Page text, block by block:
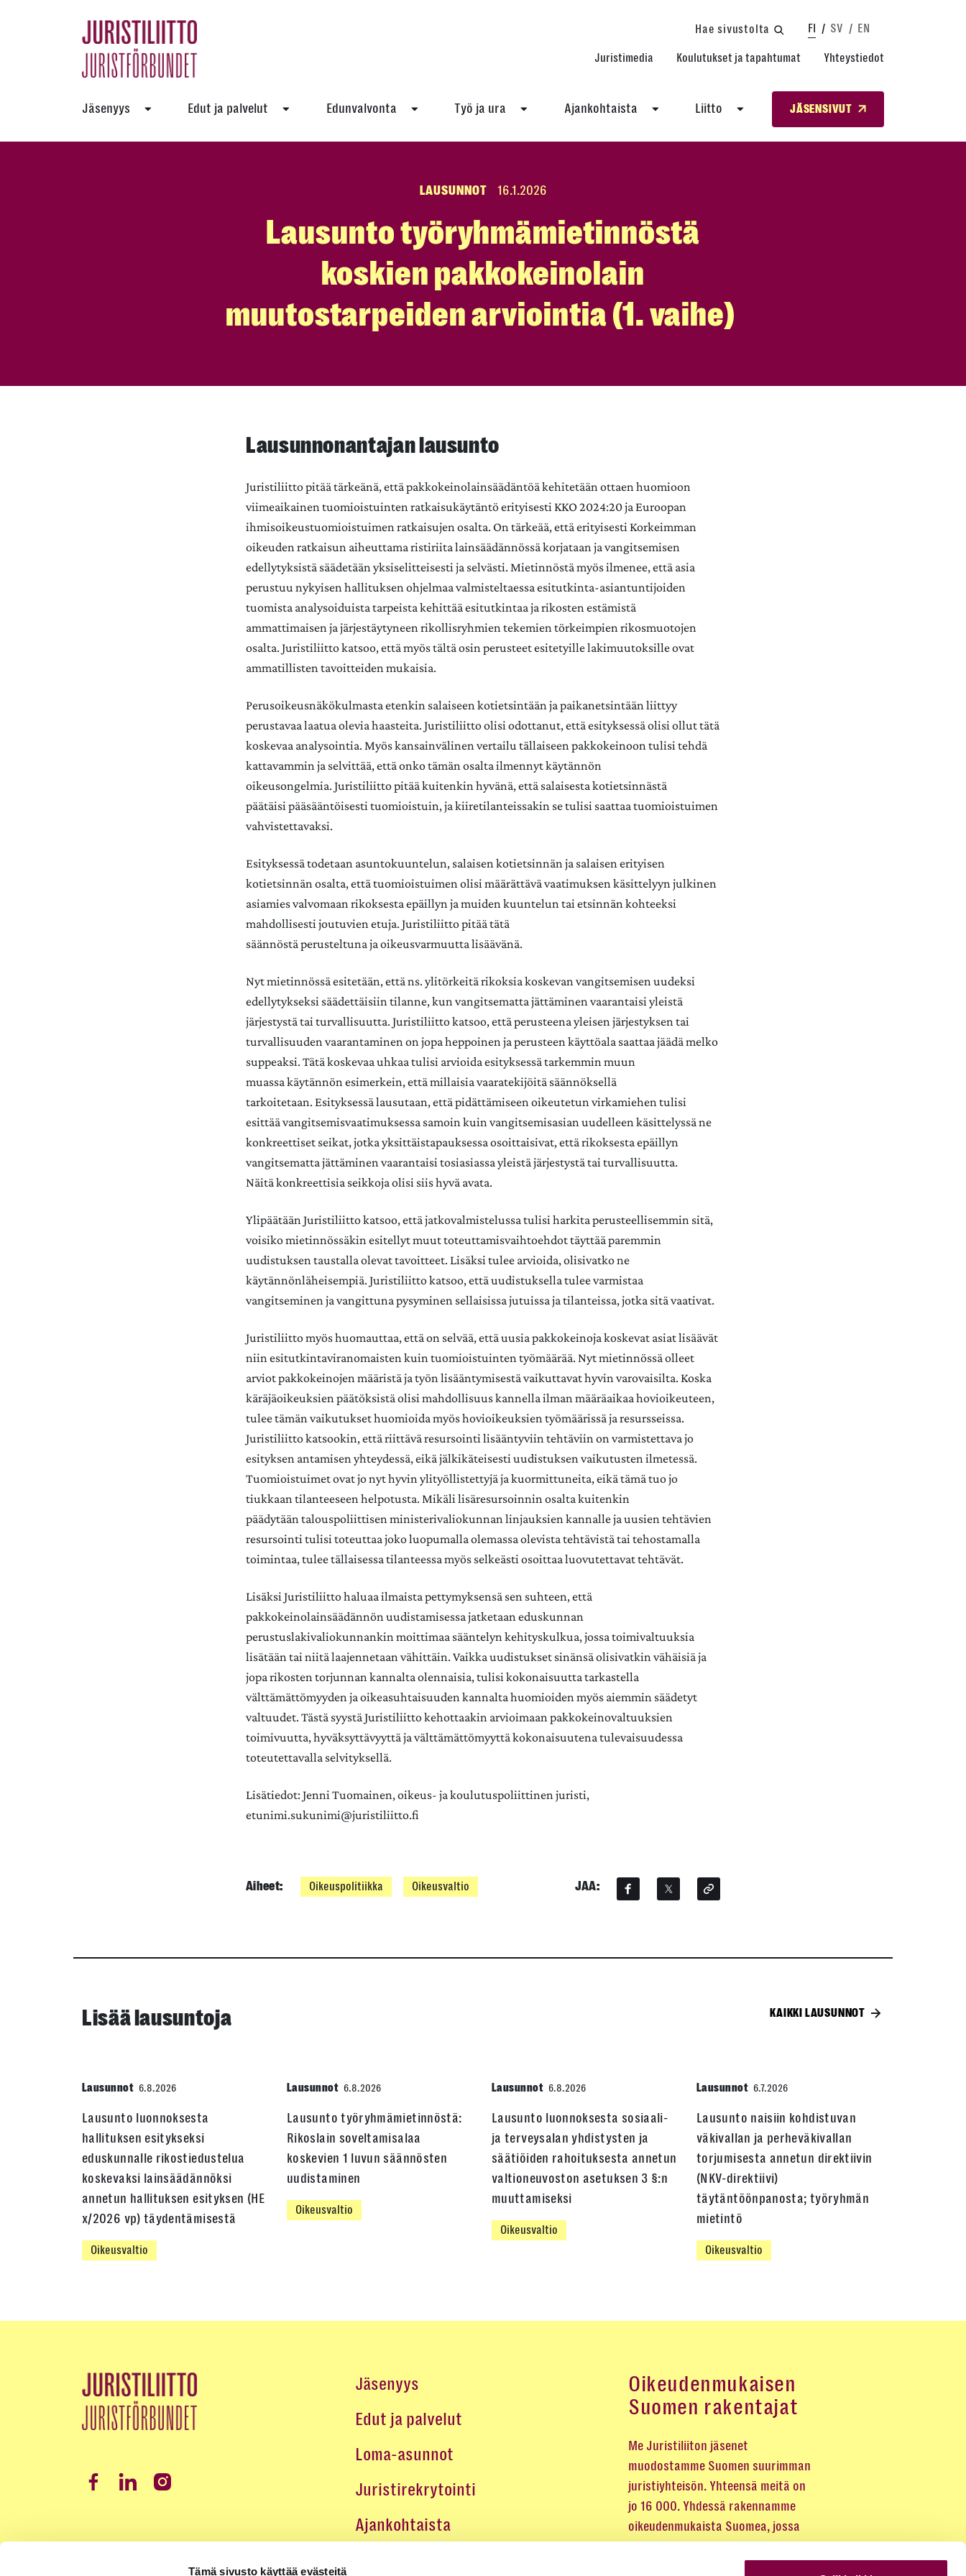
Tämä sivusto käyttää evästeitä
Hae sivustolta FI SV EN
Juristimedia Koulutukset ja tapahtumat Yhteystiedot
Jäsenyys Edut ja palvelut Edunvalvonta Työ ja ura Ajankohtaista Liitto JÄSENSIVUT
LAUSUNNOT 16.1.2026
Lausunto työryhmämietinnöstä
koskien pakkokeinolain
muutostarpeiden arviointia (1. vaihe)
Lausunnonantajan lausunto
Juristiliitto pitää tärkeänä, että pakkokeinolainsäädäntöä kehitetään ottaen huomioon
viimeaikainen tuomioistuinten ratkaisukäytäntö erityisesti KKO 2024:20 ja Euroopan
ihmisoikeustuomioistuimen ratkaisujen osalta. On tärkeää, että erityisesti Korkeimman
oikeuden ratkaisun aiheuttama ristiriita lainsäädännössä korjataan ja vangitsemisen
edellytyksistä säädetään yksiselitteisesti ja selvästi. Mietinnöstä myös ilmenee, että asia
perustuu nykyisen hallituksen ohjelmaa valmisteltaessa esitutkinta-asiantuntijoiden
tuomista analysoiduista tarpeista kehittää esitutkintaa ja rikosten estämistä
ammattimaisen ja järjestäytyneen rikollisryhmien tekemien törkeimpien rikosmuotojen
osalta. Juristiliitto katsoo, että myös tältä osin perusteet esitetyille lakimuutoksille ovat
ammatillisten tavoitteiden mukaisia.
Perusoikeusnäkökulmasta etenkin salaiseen kotietsintään ja paikanetsintään liittyy
perustavaa laatua olevia haasteita. Juristiliitto olisi odottanut, että esityksessä olisi ollut tätä
koskevaa analysointia. Myös kansainvälinen vertailu tällaiseen pakkokeinoon tulisi tehdä
kattavammin ja selvittää, että onko tämän osalta ilmennyt käytännön
oikeusongelmia. Juristiliitto pitää kuitenkin hyvänä, että salaisesta kotietsinnästä
päätäisi pääsääntöisesti tuomioistuin, ja kiiretilanteissakin se tulisi saattaa tuomioistuimen
vahvistettavaksi.
Esityksessä todetaan asuntokuuntelun, salaisen kotietsinnän ja salaisen erityisen
kotietsinnän osalta, että tuomioistuimen olisi määrättävä vaatimuksen käsittelyyn julkinen
asiamies valvomaan rikoksesta epäillyn ja muiden kuuntelun tai etsinnän kohteeksi
mahdollisesti joutuvien etuja. Juristiliitto pitää tätä
säännöstä perusteltuna ja oikeusvarmuutta lisäävänä.
Nyt mietinnössä esitetään, että ns. ylitörkeitä rikoksia koskevan vangitsemisen uudeksi
edellytykseksi säädettäisiin tilanne, kun vangitsematta jättäminen vaarantaisi yleistä
järjestystä tai turvallisuutta. Juristiliitto katsoo, että perusteena yleisen järjestyksen tai
turvallisuuden vaarantaminen on jopa heppoinen ja perusteen käyttöala saattaa jäädä melko
suppeaksi. Tätä koskevaa uhkaa tulisi arvioida esityksessä tarkemmin muun
muassa käytännön esimerkein, että millaisia vaaratekijöitä säännöksellä
tarkoitetaan. Esityksessä lausutaan, että pidättämiseen oikeutetun virkamiehen tulisi
esittää vangitsemisvaatimuksessa samoin kuin vangitsemisasian uudelleen käsittelyssä ne
konkreettiset seikat, jotka yksittäistapauksessa osoittaisivat, että rikoksesta epäillyn
vangitsematta jättäminen vaarantaisi tosiasiassa yleistä järjestystä tai turvallisuutta.
Näitä konkreettisia seikkoja olisi siis hyvä avata.
Ylipäätään Juristiliitto katsoo, että jatkovalmistelussa tulisi harkita perusteellisemmin sitä,
voisiko mietinnössäkin esitellyt muut toteuttamisvaihtoehdot täyttää paremmin
uudistuksen taustalla olevat tavoitteet. Lisäksi tulee arvioida, olisivatko ne
käytännönläheisempiä. Juristiliitto katsoo, että uudistuksella tulee varmistaa
vangitseminen ja vangittuna pysyminen sellaisissa jutuissa ja tilanteissa, jotka sitä vaativat.
Juristiliitto myös huomauttaa, että on selvää, että uusia pakkokeinoja koskevat asiat lisäävät
niin esitutkintaviranomaisten kuin tuomioistuinten työmäärää. Nyt mietinnössä olleet
arviot pakkokeinojen määristä ja työn lisääntymisestä vaikuttavat hyvin varovaisilta. Koska
käräjäoikeuksien päätöksistä olisi mahdollisuus kannella ilman määräaikaa hovioikeuteen,
tulee tämän vaikutukset huomioida myös hovioikeuksien työmäärissä ja resursseissa.
Juristiliitto katsookin, että riittävä resursointi lisääntyviin tehtäviin on varmistettava jo
esityksen antamisen yhteydessä, eikä jälkikäteisesti uudistuksen vaikutusten ilmetessä.
Tuomioistuimet ovat jo nyt hyvin ylityöllistettyjä ja kuormittuneita, eikä tämä tuo jo
tiukkaan tilanteeseen helpotusta. Mikäli lisäresursoinnin osalta kuitenkin
päädytään talouspoliittisen ministerivaliokunnan linjauksien kannalle ja uusien tehtävien
resursointi tulisi toteuttaa joko luopumalla olemassa olevista tehtävistä tai tehostamalla
toimintaa, tulee tällaisessa tilanteessa myös selkeästi osoittaa luovutettavat tehtävät.
Lisäksi Juristiliitto haluaa ilmaista pettymyksensä sen suhteen, että
pakkokeinolainsäädännön uudistamisessa jatketaan eduskunnan
perustuslakivaliokunnankin moittimaa sääntelyn kehityskulkua, jossa toimivaltuuksia
lisätään tai niitä laajennetaan vähittäin. Vaikka uudistukset sinänsä olisivatkin vähäisiä ja
jopa rikosten torjunnan kannalta olennaisia, tulisi kokonaisuutta tarkastella
välttämättömyyden ja oikeasuhtaisuuden kannalta huomioiden myös aiemmin säädetyt
valtuudet. Tästä syystä Juristiliitto kehottaakin arvioimaan pakkokeinovaltuuksien
toimivuutta, hyväksyttävyyttä ja välttämättömyyttä kokonaisuutena tulevaisuudessa
toteutettavalla selvityksellä.
Lisätiedot: Jenni Tuomainen, oikeus- ja koulutuspoliittinen juristi,
etunimi.sukunimi@juristiliitto.fi
Aiheet: Oikeuspolitiikka Oikeusvaltio JAA:
Lisää lausuntoja KAIKKI LAUSUNNOT
Lausunnot 6.8.2026
Lausunto luonnoksesta
hallituksen esitykseksi
eduskunnalle rikostiedustelua
koskevaksi lainsäädännöksi
annetun hallituksen esityksen (HE
x/2026 vp) täydentämisestä
Oikeusvaltio
Lausunnot 6.8.2026
Lausunto työryhmämietinnöstä:
Rikoslain soveltamisalaa
koskevien 1 luvun säännösten
uudistaminen
Oikeusvaltio
Lausunnot 6.8.2026
Lausunto luonnoksesta sosiaali-
ja terveysalan yhdistysten ja
säätiöiden rahoituksesta annetun
valtioneuvoston asetuksen 3 §:n
muuttamiseksi
Oikeusvaltio
Lausunnot 6.7.2026
Lausunto naisiin kohdistuvan
väkivallan ja perheväkivallan
torjumisesta annetun direktiivin
(NKV-direktiivi)
täytäntöönpanosta; työryhmän
mietintö
Oikeusvaltio
Jäsenyys
Edut ja palvelut
Loma-asunnot
Juristirekrytointi
Ajankohtaista
Oikeudenmukaisen
Suomen rakentajat
Me Juristiliiton jäsenet
muodostamme Suomen suurimman
juristiyhteisön. Yhteensä meitä on
jo 16 000. Yhdessä rakennamme
oikeudenmukaista Suomea, jossa